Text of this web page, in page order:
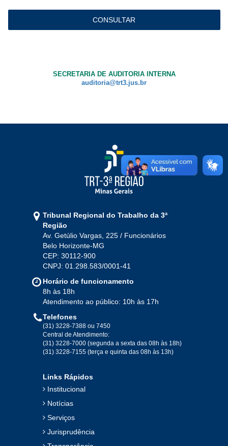
Contato
SECRETARIA DE AUDITORIA INTERNA
auditoria@trt3.jus.br
Tribunal Regional do Trabalho da 3ª
Região
Av. Getúlio Vargas, 225 / Funcionários
Belo Horizonte-MG
CEP: 30112-900
CNPJ: 01.298.583/0001-41
Horário de funcionamento
8h às 18h
Atendimento ao público: 10h às 17h
Telefones
(31) 3228-7388 ou 7450
Central de Atendimento:
(31) 3228-7000 (segunda a sexta das 08h às 18h)
(31) 3228-7155 (terça e quinta das 08h às 13h)
Links Rápidos
Institucional
Notícias
Serviços
Jurisprudência